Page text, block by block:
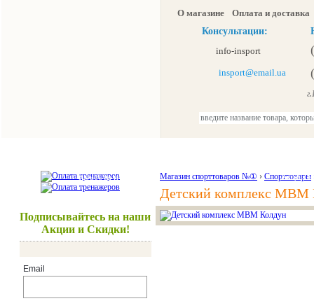
О магазине
Оплата и доставка
Консультации:
info-insport
insport@email.ua
Красота и здоровье Акции и
Подписывайтесь на наши
Акции и Скидки!
Email
Магазин спорттоваров №① › Спорттовары
Детский комплекс МВМ